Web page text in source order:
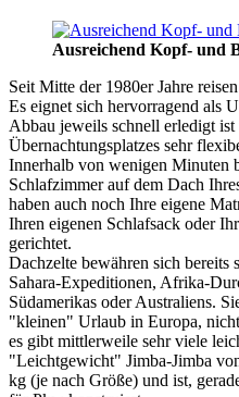
Ausreichend Kopf- und
Seit Mitte der 1980er Jahre
Es eignet sich hervorragend als
Abbau jeweils schnell erledigt
Übernachtungsplatzes sehr
Innerhalb von wenigen Minuten
Schlafzimmer auf dem Dach
haben auch noch Ihre eigene
Ihren eigenen Schlafsack oder
gerichtet.
Dachzelte bewähren sich bereits
Sahara-Expeditionen, Afrika-
Südamerikas oder Australiens.
"kleinen" Urlaub in Europa,
es gibt mittlerweile sehr viele
"Leichtgewicht" Jimba-Jimba
kg (je nach Größe) und ist,